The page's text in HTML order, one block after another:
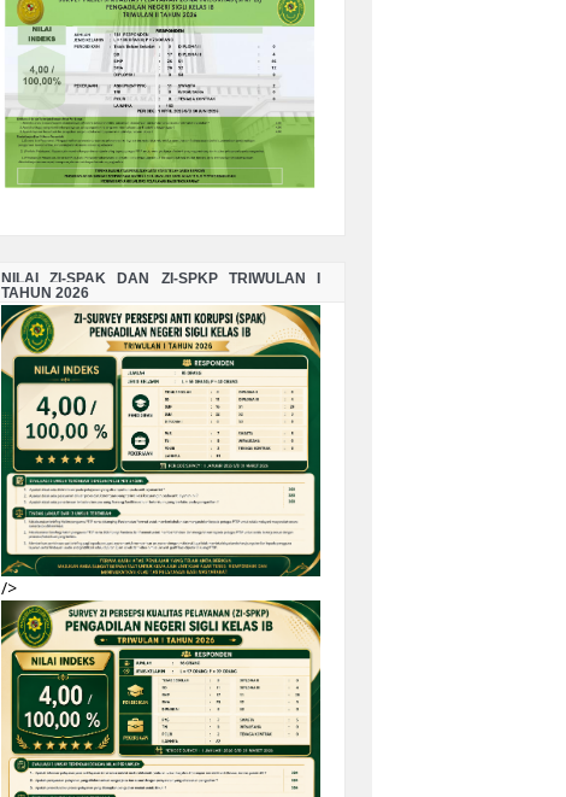
NILAI ZI-SPAK DAN ZI-SPKP TRIWULAN I
TAHUN 2026
/>